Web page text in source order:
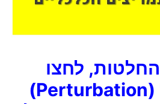
לחצו
[לאוסף המאמרים על 'דחיפה' (Perturbation)